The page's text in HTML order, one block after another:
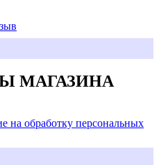
МАГАЗИНА
на обработку персональных